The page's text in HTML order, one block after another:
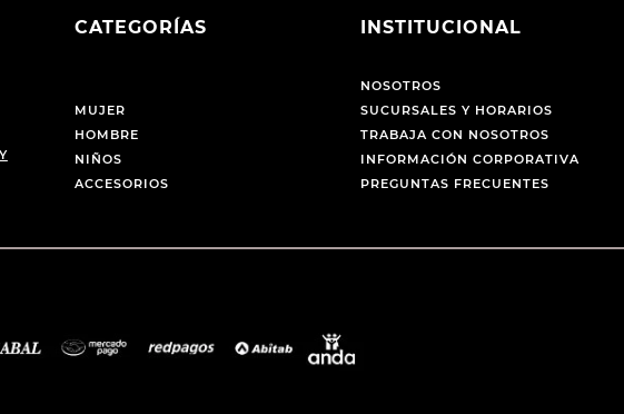
CATEGORÍAS
MUJER
HOMBRE
NIÑOS
ACCESORIOS
INSTITUCIONAL
NOSOTROS
SUCURSALES Y HORARIOS
TRABAJA CON NOSOTROS
INFORMACIÓN CORPORATIVA
PREGUNTAS FRECUENTES